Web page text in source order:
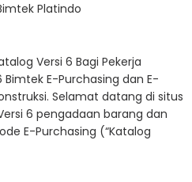
Platindo
Versi 6 Bagi Pekerja
E-Purchasing dan E-
Selamat datang di situs
6 pengadaan barang dan
E-Purchasing (“Katalog